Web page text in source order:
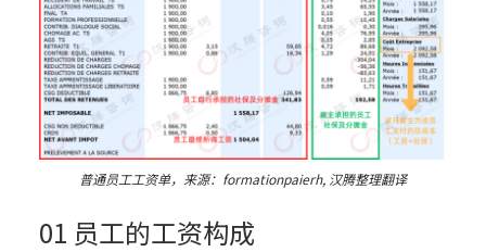
普通员工工资单，来源：formationpaierh, 汉腾整理翻译
01 员工的工资构成